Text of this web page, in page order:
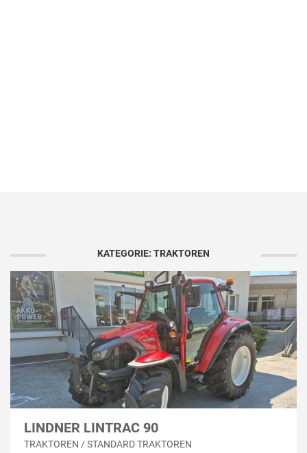
KATEGORIE: TRAKTOREN
LINDNER LINTRAC 90
TRAKTOREN / STANDARD TRAKTOREN